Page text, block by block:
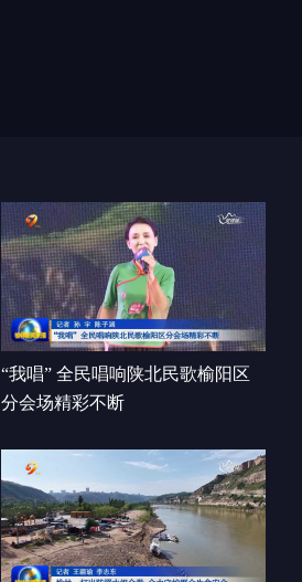
老”榆林养老服务再升级
【民生一线】书香榆林：从“榆
阅空间”到“愉悦心间”
“我唱” 全民唱响陕北民歌榆阳区
分会场精彩不断